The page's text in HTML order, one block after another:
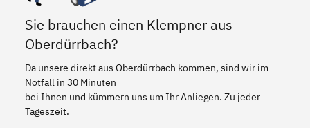
Sie brauchen einen Klempner aus
Oberdürrbach?
Da unsere direkt aus Oberdürrbach kommen, sind wir im
Notfall in 30 Minuten
bei Ihnen und kümmern uns um Ihr Anliegen. Zu jeder
Tageszeit.